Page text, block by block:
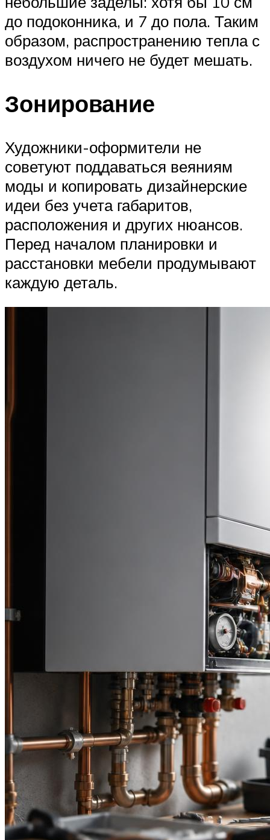
до подоконника, и 7 до пола. Таким
образом, распространению тепла с
воздухом ничего не будет мешать.
Зонирование
Художники-оформители не
советуют поддаваться веяниям
моды и копировать дизайнерские
идеи без учета габаритов,
расположения и других нюансов.
Перед началом планировки и
расстановки мебели продумывают
каждую деталь.